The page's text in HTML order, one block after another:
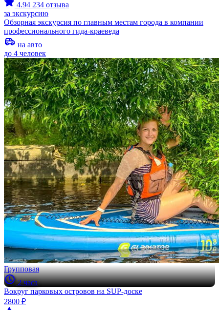
4.94 234 отзыва
за экскурсию
Обзорная экскурсия по главным местам города в компании
профессионального гида-краеведа
на авто
до 4 человек
Групповая
2 часа
Вокруг парковых островов на SUP-доске
2800 ₽